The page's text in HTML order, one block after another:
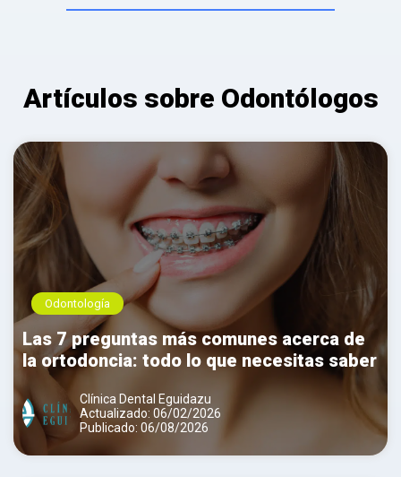
Artículos sobre Odontólogos
Odontología
Las 7 preguntas más comunes acerca de
la ortodoncia: todo lo que necesitas saber
Clínica Dental Eguidazu
Actualizado: 06/02/2026
Publicado: 06/08/2026